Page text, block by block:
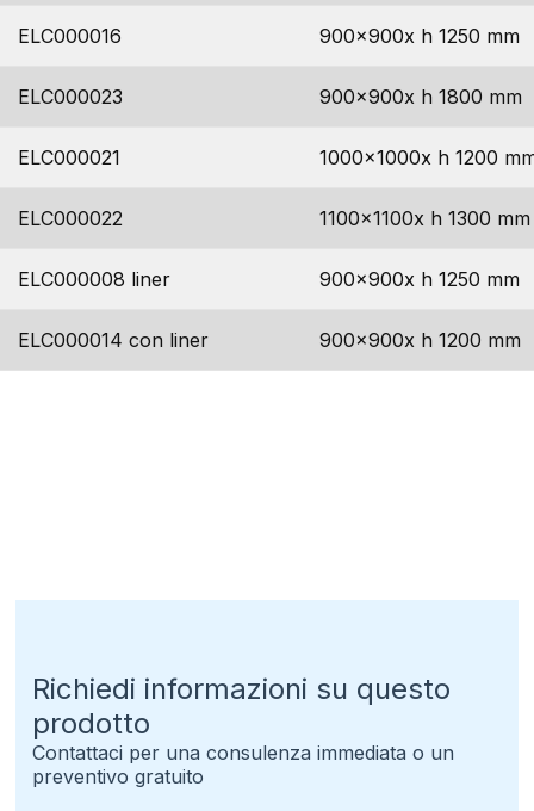
ELC000016 900x900x h 1250 mm
ELC000023 900x900x h 1800 mm
ELC000021 1000x1000x h 1200
ELC000022 1100x1100x h 1300 mm
ELC000008 liner 900x900x h 1250 mm
ELC000014 con liner 900x900x h 1200 mm
Richiedi informazioni su questo
prodotto
Contattaci per una consulenza immediata o un
preventivo gratuito